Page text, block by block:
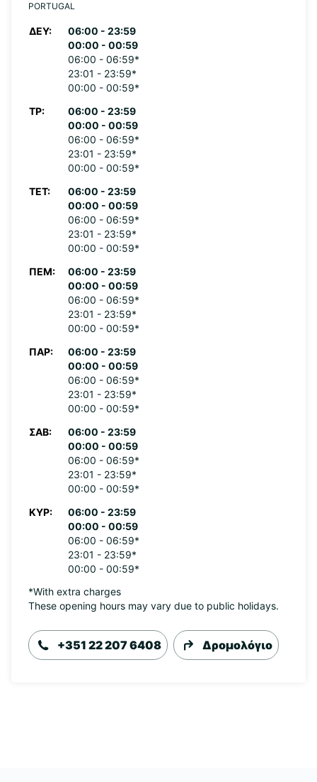
PORTUGAL
ΔΕΥ:
06:00 - 23:59
00:00 - 00:59
06:00 - 06:59*
23:01 - 23:59*
00:00 - 00:59*
ΤΡ:
06:00 - 23:59
00:00 - 00:59
06:00 - 06:59*
23:01 - 23:59*
00:00 - 00:59*
ΤΕΤ:
06:00 - 23:59
00:00 - 00:59
06:00 - 06:59*
23:01 - 23:59*
00:00 - 00:59*
ΠΈΜ:
06:00 - 23:59
00:00 - 00:59
06:00 - 06:59*
23:01 - 23:59*
00:00 - 00:59*
ΠΑΡ:
06:00 - 23:59
00:00 - 00:59
06:00 - 06:59*
23:01 - 23:59*
00:00 - 00:59*
ΣΆΒ:
06:00 - 23:59
00:00 - 00:59
06:00 - 06:59*
23:01 - 23:59*
00:00 - 00:59*
ΚΥΡ:
06:00 - 23:59
00:00 - 00:59
06:00 - 06:59*
23:01 - 23:59*
00:00 - 00:59*
*With extra charges
These opening hours may vary due to public holidays.
+351 22 207 6408 Δρομολόγιο